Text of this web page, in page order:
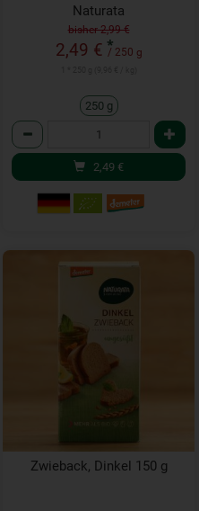
Naturata
bisher 2,99 €
2,49 € *
/ 250 g
250 g
Anzahl
2,49 €
Zwieback, Dinkel 150 g